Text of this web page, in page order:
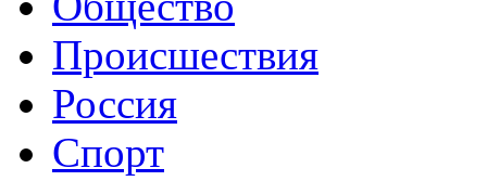
Происшествия
Россия
Спорт